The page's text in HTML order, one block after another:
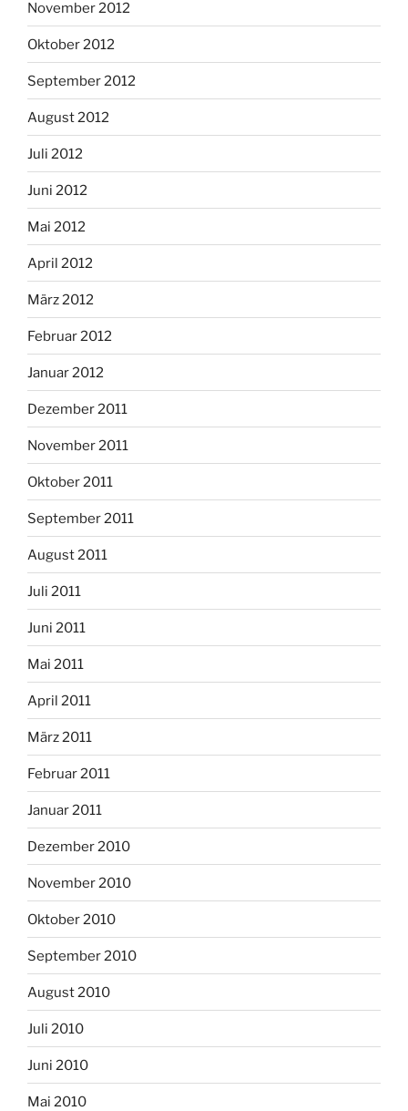
November 2012
Oktober 2012
September 2012
August 2012
Juli 2012
Juni 2012
Mai 2012
April 2012
März 2012
Februar 2012
Januar 2012
Dezember 2011
November 2011
Oktober 2011
September 2011
August 2011
Juli 2011
Juni 2011
Mai 2011
April 2011
März 2011
Februar 2011
Januar 2011
Dezember 2010
November 2010
Oktober 2010
September 2010
August 2010
Juli 2010
Juni 2010
Mai 2010